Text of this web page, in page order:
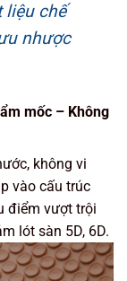
liệu chế
nhược
mốc – Không
không vi
vào cấu trúc
điểm vượt trội
lót sàn 5D, 6D.